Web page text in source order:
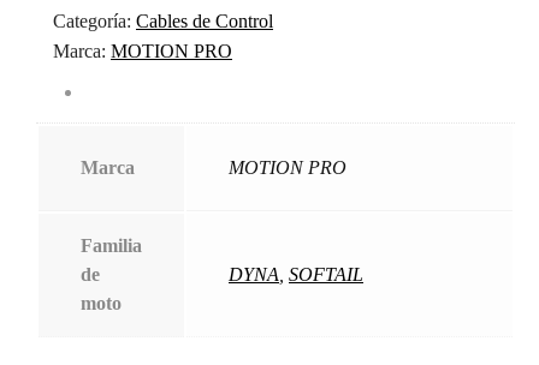
Categoría: Cables de Control
Marca: MOTION PRO
Marca MOTION PRO
Familia
de
moto
DYNA SOFTAIL